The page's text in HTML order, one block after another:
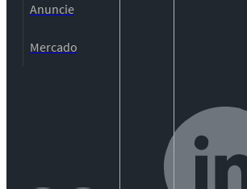
Anuncie
Mercado